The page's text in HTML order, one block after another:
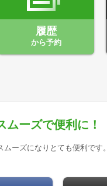
履歴
から予約
ムーズで便利に！
ーズになりとても便利です。